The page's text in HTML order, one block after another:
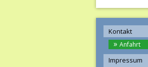
Kontakt
Anfahrt
Impressum